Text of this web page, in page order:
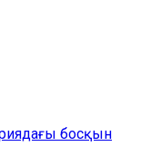
босқын